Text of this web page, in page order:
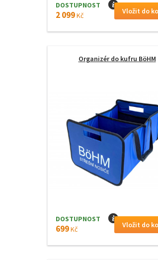
DOSTUPNOST I
2 099Kč
Organizér do kufru BöHM
DOSTUPNOST I
699Kč